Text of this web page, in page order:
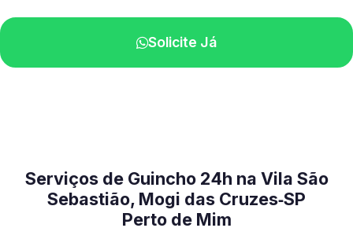
Solicite Já
Serviços de Guincho 24h na Vila São
Sebastião, Mogi das Cruzes‑SP
Perto de Mim